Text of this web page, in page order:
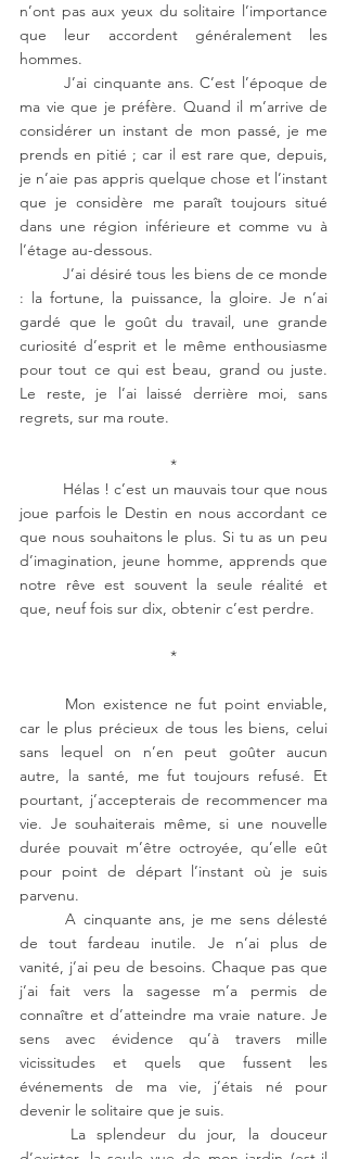
n’ont pas aux yeux du solitaire l’importance
que leur accordent généralement les
hommes.
J’ai cinquante ans. C’est l’époque de
ma vie que je préfère. Quand il m’arrive de
considérer un instant de mon passé, je me
prends en pitié ; car il est rare que, depuis,
je n’aie pas appris quelque chose et l’instant
que je considère me paraît toujours situé
dans une région inférieure et comme vu à
l’étage au-dessous.
J’ai désiré tous les biens de ce monde
: la fortune, la puissance, la gloire. Je n’ai
gardé que le goût du travail, une grande
curiosité d’esprit et le même enthousiasme
pour tout ce qui est beau, grand ou juste.
Le reste, je l’ai laissé derrière moi, sans
regrets, sur ma route.
*
Hélas ! c’est un mauvais tour que nous
joue parfois le Destin en nous accordant ce
que nous souhaitons le plus. Si tu as un peu
d’imagination, jeune homme, apprends que
notre rêve est souvent la seule réalité et
que, neuf fois sur dix, obtenir c’est perdre.
*
Mon existence ne fut point enviable,
car le plus précieux de tous les biens, celui
sans lequel on n’en peut goûter aucun
autre, la santé, me fut toujours refusé. Et
pourtant, j’accepterais de recommencer ma
vie. Je souhaiterais même, si une nouvelle
durée pouvait m’être octroyée, qu’elle eût
pour point de départ l’instant où je suis
parvenu.
A cinquante ans, je me sens délesté
de tout fardeau inutile. Je n’ai plus de
vanité, j’ai peu de besoins. Chaque pas que
j’ai fait vers la sagesse m’a permis de
connaître et d’atteindre ma vraie nature. Je
sens avec évidence qu’à travers mille
vicissitudes et quels que fussent les
événements de ma vie, j’étais né pour
devenir le solitaire que je suis.
La splendeur du jour, la douceur